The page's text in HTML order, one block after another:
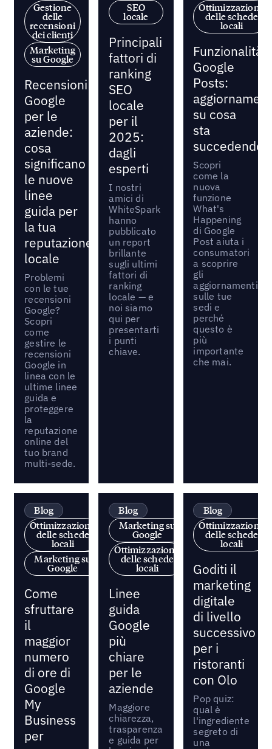
Gestione
delle
recensioni
dei clienti
Marketing
su Google
Recensioni
Google
per le
aziende:
cosa
significano
le nuove
linee
guida per
la tua
reputazione
locale
Problemi
con le tue
recensioni
Google?
Scopri
come
gestire le
recensioni
Google in
linea con le
ultime linee
guida e
proteggere
la
reputazione
online del
tuo brand
multi-sede.
SEO
locale
Principali
fattori di
ranking
SEO
locale
per il
2025:
dagli
esperti
I nostri
amici di
WhiteSpark
hanno
pubblicato
un report
brillante
sugli ultimi
fattori di
ranking
locale — e
noi siamo
qui per
presentarti
i punti
chiave.
Ottimizzazione
delle schede
locali
Funzionalità
Google
Posts:
su cosa
sta
succedendo
Scopri
come la
nuova
funzione
What's
Happening
di Google
Post aiuta i
consumatori
a scoprire
gli
aggiornamenti
sulle tue
sedi e
perché
questo è
più
importante
che mai.
Blog
Ottimizzazione
delle schede
locali
Marketing su
Google
Come
sfruttare
il
maggior
numero
di ore di
Google
My
Business
per
Blog
Marketing su
Google
Ottimizzazione
delle schede
locali
Linee
guida
Google
più
chiare
per le
aziende
Maggiore
chiarezza,
trasparenza
e guida per
Blog
Ottimizzazione
delle schede
locali
Goditi il
marketing
digitale
di livello
successivo
per i
ristoranti
con Olo
Pop quiz:
qual è
l'ingrediente
segreto di
una